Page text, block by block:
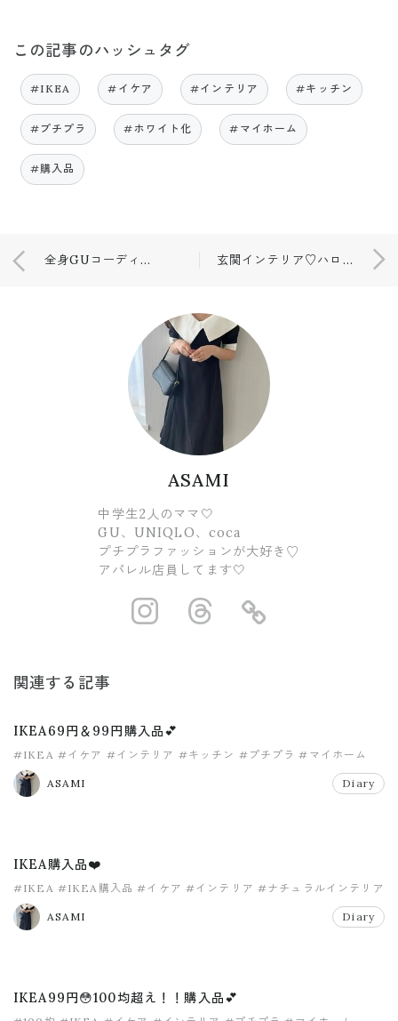
この記事のハッシュタグ
#IKEA #イケア #インテリア #キッチン
#プチプラ #ホワイト化 #マイホーム
#購入品
全身GUコーディネート💕 玄関インテリア♡ハロウィン🎃
ASAMI
中学生2人のママ🤍
GU、UNIQLO、coca
プチプラファッションが大好き♡
アパレル店員してます🤍
https://https://
関連する記事
IKEA69円＆99円購入品💕
#IKEA #イケア #インテリア #キッチン #プチプラ #マイホーム
ASAMI Diary
IKEA購入品❤️
#IKEA #IKEA購入品 #イケア #インテリア #ナチュラルインテリア
#プチプラ
ASAMI
Diary
IKEA99円😳100均超え！！購入品💕